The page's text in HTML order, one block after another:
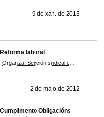
9 de xan. de 2013
Reforma laboral
2 de maio de 2012
Cumplimento Obligacións